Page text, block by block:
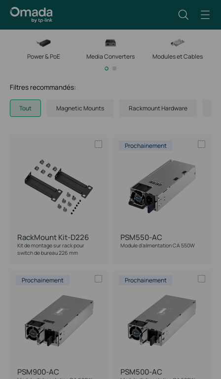
Power & PoE Media Converters Modules et Cables
Filtres recommandés:
Tout Magnetic Mounts Rackmount Hardware
RackMount Kit-D226
Kit de montage sur rack pour
switch de bureau 226 mm
Prochainement
PSM550-AC
Module d'alimentation CA 550W
Prochainement
PSM900-AC
Prochainement
PSM500-AC